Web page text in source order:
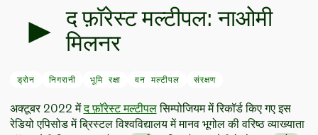
द फ़ॉरेस्ट मल्टीपल: नाओमी
मिलनर
ड्रोन निगरानी भूमि रक्षा वन मल्टीपल संरक्षण
अक्टूबर 2022 मेंद फ़ॉरेस्ट मल्टीपलसिम्पोजियम में रिकॉर्ड किए गए इस
रेडियो एपिसोड में ब्रिस्टल विश्वविद्यालय में मानव भूगोल की वरिष्ठ व्याख्याता